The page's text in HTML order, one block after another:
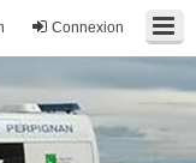
Connexion